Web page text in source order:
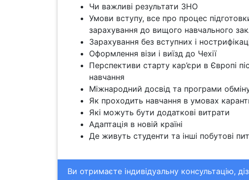
Чи важливі результати ЗНО
Умови вступу, все про процес
зарахування до вищого навчального
Зарахування без вступних і
Оформлення візи і виїзд до Чехії
Перспективи старту кар’єри в Європі
навчання
Міжнародний досвід та програми
Як проходить навчання в умовах
Які можуть бути додаткові витрати
Адаптація в новій країні
Де живуть студенти та інші побутові
Ви отримаєте індивідуальну консультацію,